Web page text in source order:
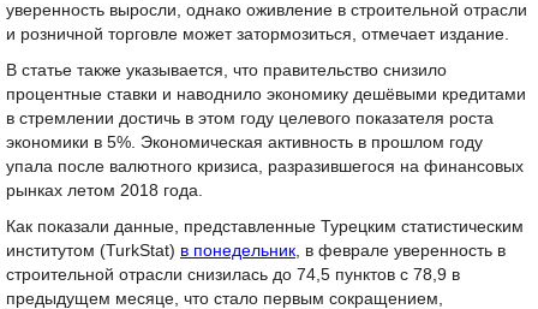
уверенность выросли, однако оживление в строительной отрасли
и розничной торговле может затормозиться, отмечает издание.
В статье также указывается, что правительство снизило
процентные ставки и наводнило экономику дешёвыми кредитами
в стремлении достичь в этом году целевого показателя роста
экономики в 5%. Экономическая активность в прошлом году
упала после валютного кризиса, разразившегося на финансовых
рынках летом 2018 года.
Как показали данные, представленные Турецким статистическим
институтом (TurkStat) в понедельник, в феврале уверенность в
строительной отрасли снизилась до 74,5 пунктов с 78,9 в
предыдущем месяце, что стало первым сокращением,